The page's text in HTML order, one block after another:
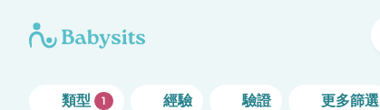
類型 1 經驗 驗證 更多篩選